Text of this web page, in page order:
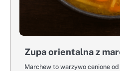
Zupa orientalna z
Marchew to warzywo cenione